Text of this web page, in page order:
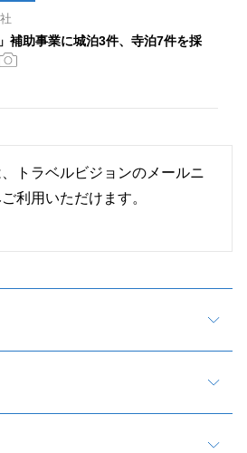
補助事業に城泊3件、寺泊7件を採
トラベルビジョンのメールニ
利用いただけます。